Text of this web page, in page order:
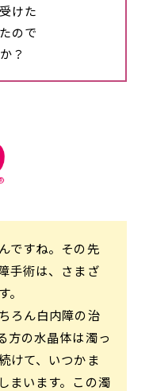
けた
ので
？
ですね。その先
手術は、さまざ
ろん白内障の治
方の水晶体は濁っ
けて、いつかま
まいます。この濁